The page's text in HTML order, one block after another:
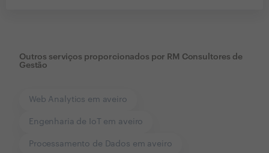
Outros serviços proporcionados por RM Consultores de
Gestão
Web Analytics em aveiro
Engenharia de IoT em aveiro
Processamento de Dados em aveiro